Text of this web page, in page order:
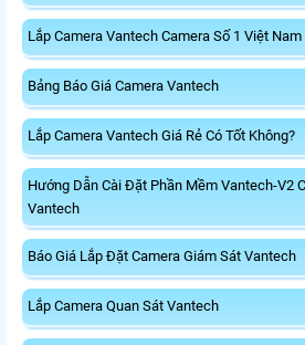
Lắp Camera Vantech Camera Số 1 Việt
Bảng Báo Giá Camera Vantech
Lắp Camera Vantech Giá Rẻ Có Tốt Không?
Hướng Dẫn Cài Đặt Phần Mềm Vantech-V2
Vantech
Báo Giá Lắp Đặt Camera Giám Sát Vantech
Lắp Camera Quan Sát Vantech